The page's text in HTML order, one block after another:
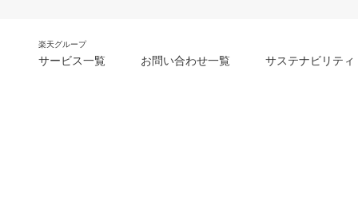
楽天グループ
サービス一覧 お問い合わせ一覧 サステナビリティ